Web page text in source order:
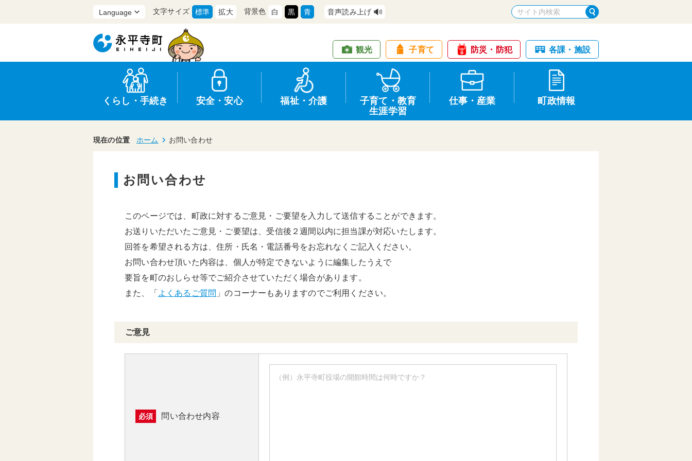
観光 子育て 防災・防犯 各課・施設
くらし・手続き
上水道・下水道
申請書・証明書 支援 環境
安全・安心
防災
福祉・介護
医療
子育て・教育
生涯学習
保育・子育て
仕事・産業
農業・林業・漁業
町政情報
行政
広報 募集 申請手続き
頑張る地方応援プロ
グラム
文字サイズ 標準 拡大 背景色 白 黒 青 音声読み上げ
現在の位置 ホーム お問い合わせ
お問い合わせ
このページでは、町政に対するご意見・ご要望を入力して送信することができます。
お送りいただいたご意見・ご要望は、受信後２週間以内に担当課が対応いたします。
回答を希望される方は、住所・氏名・電話番号をお忘れなくご記入ください。
お問い合わせ頂いた内容は、個人が特定できないように編集したうえで
要旨を町のおしらせ等でご紹介させていただく場合があります。
また、「 よくあるご質問 」のコーナーもありますのでご利用ください。
ご意見
必須 問い合わせ内容